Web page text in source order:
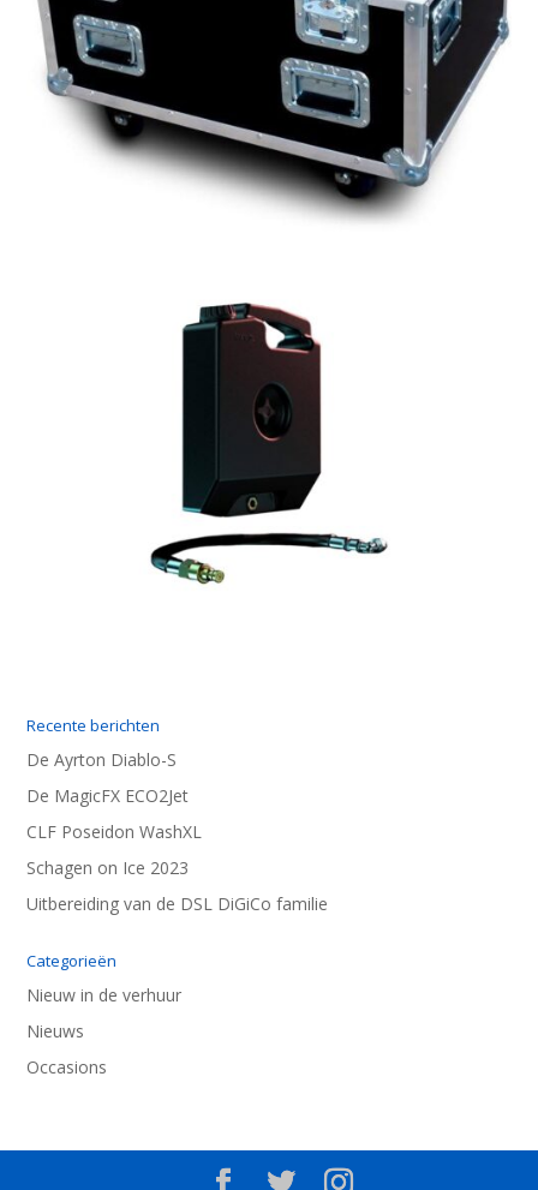
Recente berichten
De Ayrton Diablo-S
De MagicFX ECO2Jet
CLF Poseidon WashXL
Schagen on Ice 2023
Uitbereiding van de DSL DiGiCo familie
Categorieën
Nieuw in de verhuur
Nieuws
Occasions